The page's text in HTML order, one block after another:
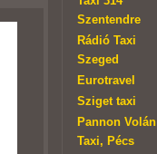
Szentendre
Rádió Taxi
Szeged
Eurotravel
Sziget taxi
Pannon Volán
Taxi, Pécs